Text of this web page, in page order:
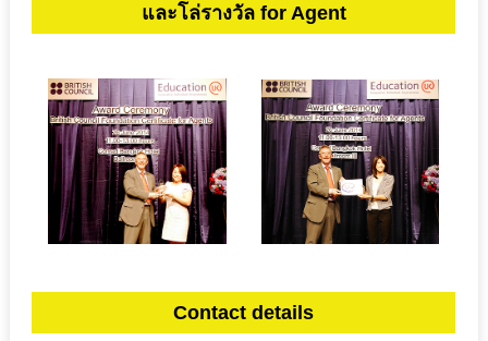
และโล่รางวัล for Agent
Contact details